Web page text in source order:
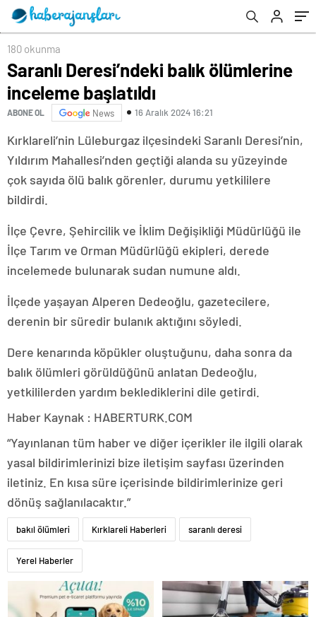
180 okunma
Saranlı Deresi’ndeki balık ölümlerine
inceleme başlatıldı
ABONE OL News 16 Aralık 2024 16:21
Kırklareli’nin Lüleburgaz ilçesindeki Saranlı Deresi’nin,
Yıldırım Mahallesi’nden geçtiği alanda su yüzeyinde
çok sayıda ölü balık görenler, durumu yetkililere
bildirdi.
İlçe Çevre, Şehircilik ve İklim Değişikliği Müdürlüğü ile
İlçe Tarım ve Orman Müdürlüğü ekipleri, derede
incelemede bulunarak sudan numune aldı.
İlçede yaşayan Alperen Dedeoğlu, gazetecilere,
derenin bir süredir bulanık aktığını söyledi.
Dere kenarında köpükler oluştuğunu, daha sonra da
balık ölümleri görüldüğünü anlatan Dedeoğlu,
yetkililerden yardım beklediklerini dile getirdi.
Haber Kaynak : HABERTURK.COM
“Yayınlanan tüm haber ve diğer içerikler ile ilgili olarak
yasal bildirimlerinizi bize iletişim sayfası üzerinden
iletiniz. En kısa süre içerisinde bildirimlerinize geri
dönüş sağlanılacaktır.”
bakıl ölümleri Kırklareli Haberleri saranlı deresi
Yerel Haberler